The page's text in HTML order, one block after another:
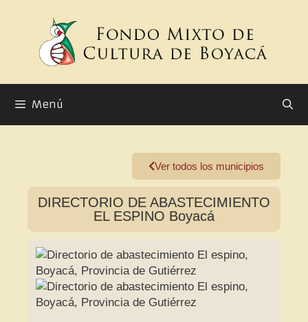
Menú
Ver todos los municipios
DIRECTORIO DE ABASTECIMIENTO
EL ESPINO Boyacá